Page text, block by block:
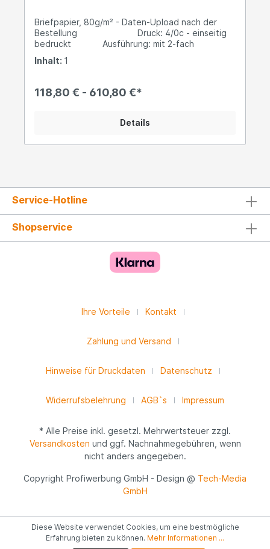
Briefpapier, 80g/m² - Daten-Upload nach der
Bestellung Druck: 4/0c - einseitig
bedruckt Ausführung: mit 2-fach
Express auf Anfrage Druckdaten
cm Endformat: 21,0 x 29,7 cm Datenblatt
Inhalt: 1
118,80 € - 610,80 €*
Details
Service-Hotline
Shopservice
Ihre Vorteile Kontakt
Zahlung und Versand
Hinweise für Druckdaten Datenschutz
Widerrufsbelehrung AGB`s Impressum
* Alle Preise inkl. gesetzl. Mehrwertsteuer zzgl.
Versandkosten und ggf. Nachnahmegebühren, wenn
nicht anders angegeben.
Copyright Profiwerbung GmbH - Design @ Tech-Media
GmbH
Diese Website verwendet Cookies, um eine bestmögliche
Erfahrung bieten zu können. Mehr Informationen ...